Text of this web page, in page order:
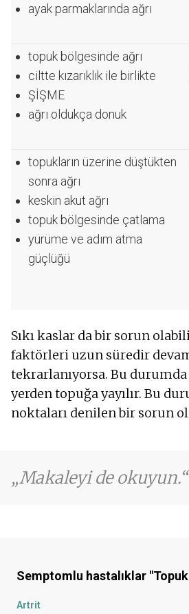
ayak parmaklarında ağrı
topuk bölgesinde ağrı
ciltte kızarıklık ile birlikte
ŞİŞME
ağrı oldukça donuk
topukların üzerine düştükten
sonra ağrı
keskin akut ağrı
topuk bölgesinde çatlama
yürüme ve adım atma
güçlüğü
Sıkı kaslar da bir sorun
faktörleri uzun süredir
tekrarlanıyorsa. Bu durumda
yerden topuğa yayılır. Bu
noktaları denilen bir sorun
Makaleyi de okuyun.
Semptomlu hastalıklar "Topuk
Artrit